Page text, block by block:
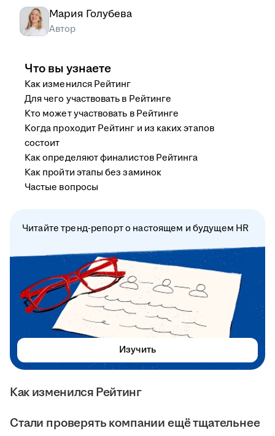
Как изменился Рейтинг
Стали проверять компании ещё тщательнее
Мария Голубева
Автор
Что вы узнаете
Как изменился Рейтинг
Для чего участвовать в Рейтинге
Кто может участвовать в Рейтинге
Когда проходит Рейтинг и из каких этапов
состоит
Как определяют финалистов Рейтинга
Как пройти этапы без заминок
Частые вопросы
Читайте тренд-репорт о настоящем и будущем HR
Изучить